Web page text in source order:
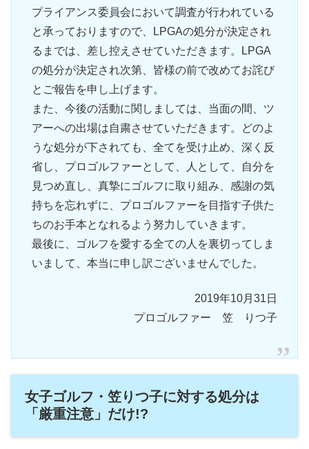
プライアンス委員会において調査が行われている
と承っておりますので、LPGAの処分が決定され
るまでは、差し控えさせていただきます。LPGA
の処分が決定され次第、皆様の前で改めてお詫び
とご報告を申し上げます。
また、今後の活動に関しましては、当面の間、ツ
アーへの出場は自粛させていただきます。どのよ
うな処分が下されても、全てを受け止め、深く反
省し、プロゴルファーとして、人として、自分を
見つめ直し、真摯にゴルフに取り組み、感謝の気
持ちを忘れずに、プロゴルファーを目指す子供た
ちのお手本となれるよう努力していきます。
最後に、ゴルフを愛する全ての人を裏切ってしま
いまして、本当に申し訳ございませんでした。
2019年10月31日
プロゴルファー 笠 りつ子
女子ゴルフ・笠りつ子に対する処分は
「厳重注意」だけ!?